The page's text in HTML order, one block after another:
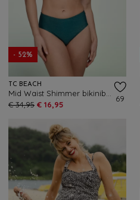
- 52%
TC BEACH
€ 34,95 € 16,95
69